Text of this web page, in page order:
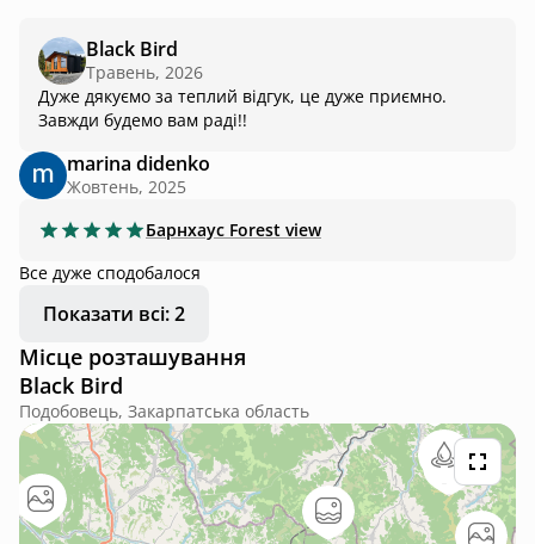
зробила наше перебування максимально комфортним.
Black Bird
Травень, 2026
Дуже дякуємо за теплий відгук, це дуже приємно.
Завжди будемо вам раді!!
marina didenko
Жовтень, 2025
Барнхаус Forest view
Все дуже сподобалося
Показати всі: 2
Місце розташування
Black Bird
Подобовець, Закарпатська область